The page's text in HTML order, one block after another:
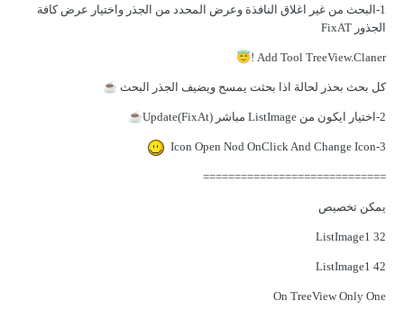
1-البحث من غير اغلاق النافذة وعرض المحدد من الجذر واختيار عرض كافة
الجذور FixAT
Add Tool TreeView.Claner !
😇
كل بحث بحذر لحالة اذا بحثت يمسح ويضيف الجذر البحث ☕
2-اختيار ايكون من ListImage مباشر Update(FixAt) ☕
3-Icon Open Nod OnClick And Change Icon
=============================
يمكن تخصيص
ListImage1 32
ListImage1 42
On TreeView Only One